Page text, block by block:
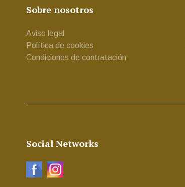
Sobre nosotros
Aviso legal
Política de cookies
Condiciones de contratación
Social Networks